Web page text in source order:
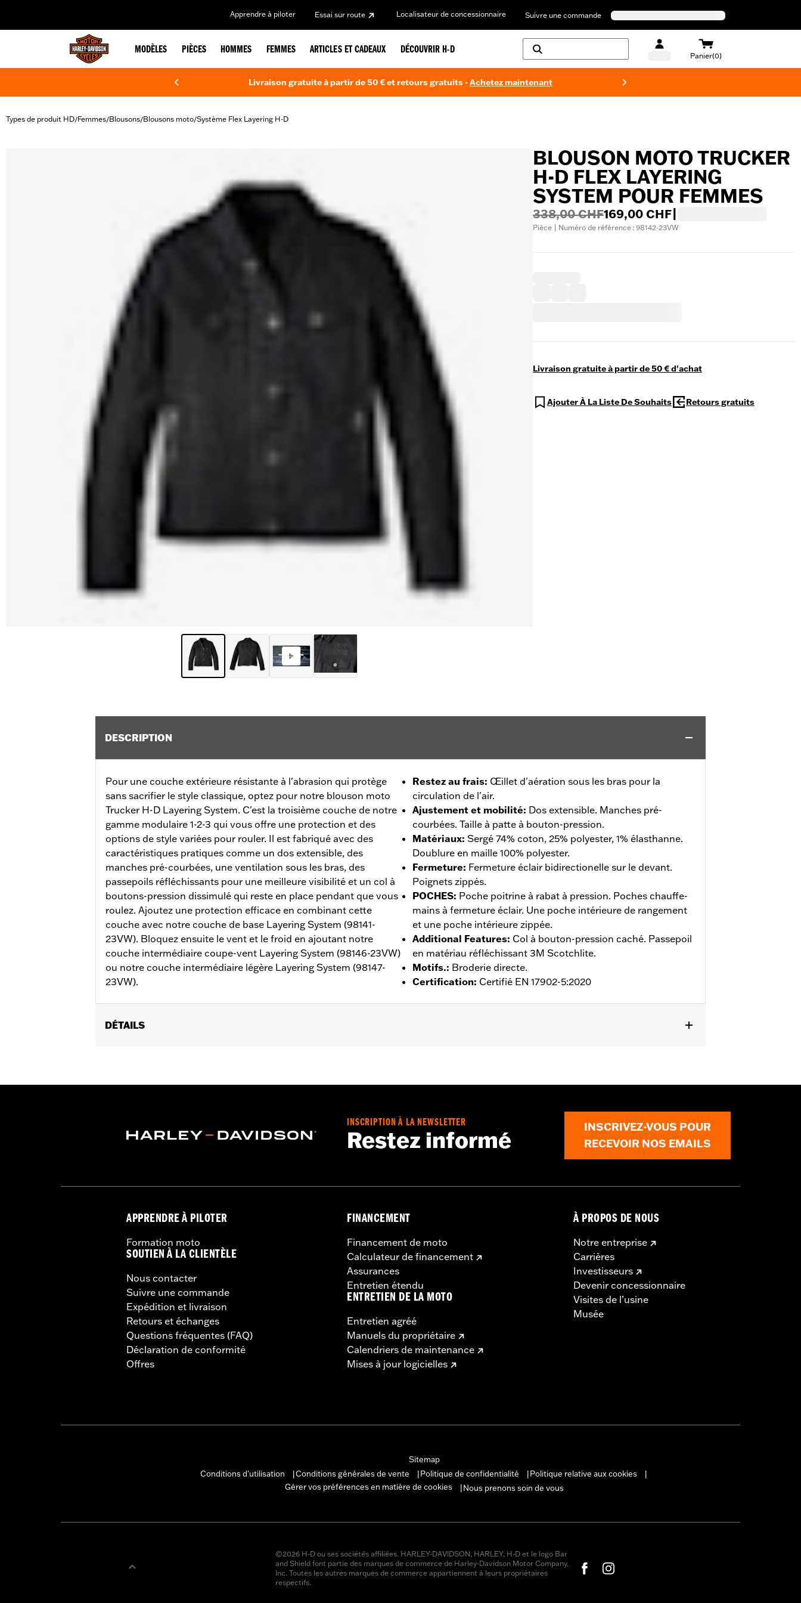
Apprendre à piloter Essai sur route Localisateur de concessionnaire Suivre une commande
MODÈLES PIÈCES HOMMES FEMMES ARTICLES ET CADEAUX DÉCOUVRIR H-D
Panier(0)
Livraison gratuite à partir de 50 € et retours gratuits -Achetez maintenant
Types de produit HD/Femmes/Blousons/Blousons moto/Système Flex Layering H-D
BLOUSON MOTO TRUCKER
H-D FLEX LAYERING
SYSTEM POUR FEMMES
338,00 CHF169,00 CHF
Pièce | Numéro de référence : 98142-23VW
Livraison gratuite à partir de 50 € d'achat
Ajouter À La Liste De Souhaits Retours gratuits
DESCRIPTION
Pour une couche extérieure résistante à l'abrasion qui protège
sans sacrifier le style classique, optez pour notre blouson moto
Trucker H-D Layering System. C'est la troisième couche de notre
gamme modulaire 1-2-3 qui vous offre une protection et des
options de style variées pour rouler. Il est fabriqué avec des
caractéristiques pratiques comme un dos extensible, des
manches pré-courbées, une ventilation sous les bras, des
passepoils réfléchissants pour une meilleure visibilité et un col à
boutons-pression dissimulé qui reste en place pendant que vous
roulez. Ajoutez une protection efficace en combinant cette
couche avec notre couche de base Layering System (98141-
23VW). Bloquez ensuite le vent et le froid en ajoutant notre
couche intermédiaire coupe-vent Layering System (98146-23VW)
ou notre couche intermédiaire légère Layering System (98147-
23VW).
Restez au frais: Œillet d'aération sous les bras pour la
circulation de l'air.
Ajustement et mobilité: Dos extensible. Manches pré-
courbées. Taille à patte à bouton-pression.
Matériaux: Sergé 74% coton, 25% polyester, 1% élasthanne.
Doublure en maille 100% polyester.
Fermeture: Fermeture éclair bidirectionelle sur le devant.
Poignets zippés.
POCHES: Poche poitrine à rabat à pression. Poches chauffe-
mains à fermeture éclair. Une poche intérieure de rangement
et une poche intérieure zippée.
Additional Features: Col à bouton-pression caché. Passepoil
en matériau réfléchissant 3M Scotchlite.
Motifs.: Broderie directe.
Certification: Certifié EN 17902-5:2020
DÉTAILS
Caractéristiques fonctionnelles:Ventilé,Dos extensible - Basique,Pattes à la taille,Fermeture éclair à double sens sur le devant,
Origine:Imported
INSCRIPTION À LA NEWSLETTER
Restez informé
INSCRIVEZ-VOUS POUR
RECEVOIR NOS EMAILS
APPRENDRE À PILOTER
Formation moto
SOUTIEN À LA CLIENTÈLE
Nous contacter
Suivre une commande
Expédition et livraison
Retours et échanges
Questions fréquentes (FAQ)
Déclaration de conformité
Offres
FINANCEMENT
Financement de moto
Calculateur de financement
Assurances
Entretien étendu
ENTRETIEN DE LA MOTO
Entretien agréé
Manuels du propriétaire
Calendriers de maintenance
Mises à jour logicielles
À PROPOS DE NOUS
Notre entreprise
Carrières
Investisseurs
Devenir concessionnaire
Visites de l’usine
Musée
Sitemap
Conditions d'utilisation
Conditions générales de vente Politique de confidentialité Politique relative aux cookies
Gérer vos préférences en matière de cookies
Nous prenons soin de vous
©2026 H-D ou ses sociétés affiliées. HARLEY-DAVIDSON, HARLEY, H-D et le logo Bar
and Shield font partie des marques de commerce de Harley-Davidson Motor Company,
Inc. Toutes les autres marques de commerce appartiennent à leurs propriétaires
respectifs.